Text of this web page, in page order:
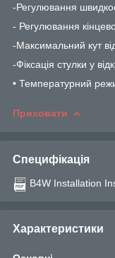
-Регулювання
- Регулювання
-Максимальний кут
-Фіксація стулки у
• Температурний
Приховати
Специфікація
B4W Installation
Характеристики